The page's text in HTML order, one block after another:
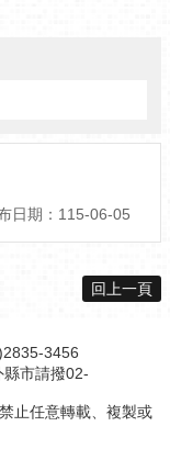
日期：115-06-05
回上一頁
3456
市請撥02-
止任意轉載、複製或